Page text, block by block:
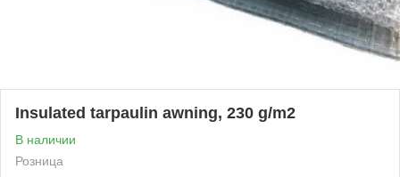
Insulated tarpaulin awning, 230 g/m2
В наличии
Розница